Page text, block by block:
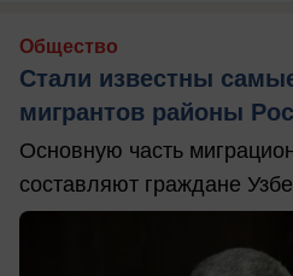
Общество
Стали известны
мигрантов районы
Основную часть
составляют граждане